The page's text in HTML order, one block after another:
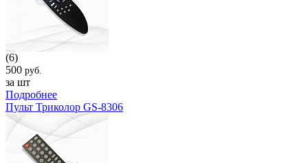
(6)
500 руб.
за шт
Подробнее
Пульт Триколор GS-8306